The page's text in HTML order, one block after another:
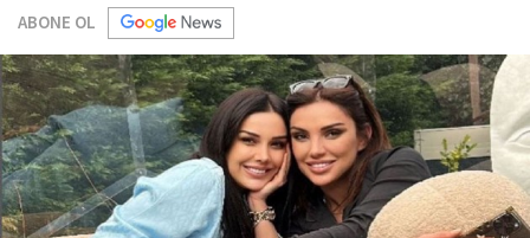
ABONE OL